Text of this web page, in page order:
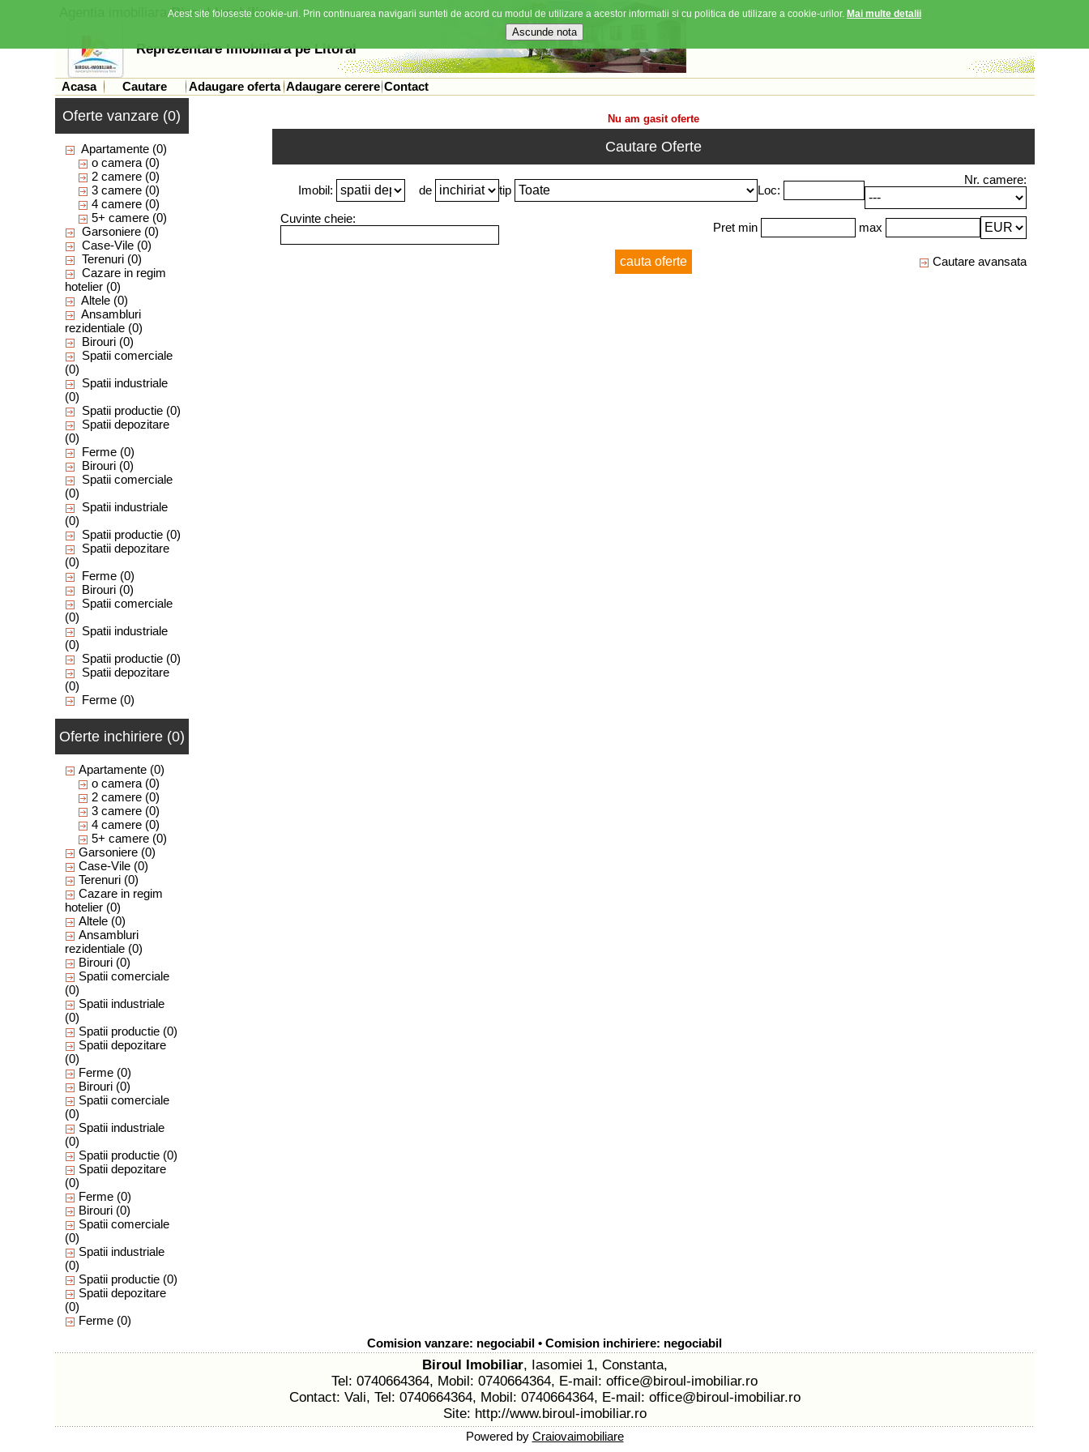
Agentia imobiliaraBiroul Imobiliar
Reprezentare Imobiliara pe Litoral
Acasa Cautare Adaugare oferta Adaugare cerere Contact
Oferte vanzare (0)
Apartamente(0)
o camera(0)
2 camere(0)
3 camere(0)
4 camere(0)
5+ camere(0)
Garsoniere(0)
Case-Vile(0)
Terenuri(0)
Cazare in regim
hotelier(0)
Altele(0)
Ansambluri
rezidentiale(0)
Birouri(0)
Spatii comerciale
(0)
Spatii industriale
(0)
Spatii productie(0)
Spatii depozitare
(0)
Ferme(0)
Birouri(0)
Spatii comerciale
(0)
Spatii industriale
(0)
Spatii productie(0)
Spatii depozitare
(0)
Ferme(0)
Birouri(0)
Spatii comerciale
(0)
Spatii industriale
(0)
Spatii productie(0)
Spatii depozitare
(0)
Ferme(0)
Oferte inchiriere (0)
Apartamente(0)
o camera(0)
2 camere(0)
3 camere(0)
4 camere(0)
5+ camere(0)
Garsoniere(0)
Case-Vile(0)
Terenuri(0)
Cazare in regim
hotelier(0)
Altele(0)
Ansambluri
rezidentiale(0)
Birouri(0)
Spatii comerciale
(0)
Spatii industriale
(0)
Spatii productie(0)
Spatii depozitare
(0)
Ferme(0)
Birouri(0)
Spatii comerciale
(0)
Spatii industriale
(0)
Spatii productie(0)
Spatii depozitare
(0)
Ferme(0)
Birouri(0)
Spatii comerciale
(0)
Spatii industriale
(0)
Spatii productie(0)
Spatii depozitare
(0)
Ferme(0)
Nu am gasit oferte
Cautare Oferte
Imobil: de tip Loc:
Nr. camere:
Cuvinte cheie:
Pret min max
Cautare avansata
Comision vanzare: negociabil • Comision inchiriere: negociabil
Biroul Imobiliar, Iasomiei 1, Constanta,
Tel: 0740664364, Mobil: 0740664364, E-mail: office@biroul-imobiliar.ro
Contact: Vali, Tel: 0740664364, Mobil: 0740664364, E-mail: office@biroul-imobiliar.ro
Site: http://www.biroul-imobiliar.ro
Powered by Craiovaimobiliare
Acest site foloseste cookie-uri. Prin continuarea navigarii sunteti de acord cu modul de utilizare a acestor informatii si cu politica de utilizare a cookie-urilor. Mai multe detalii